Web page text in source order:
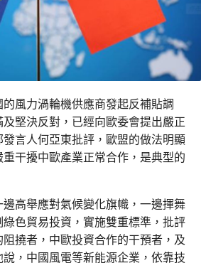
風力渦輪機供應商發起反補貼調
堅決反對，已經向歐委會提出嚴正
言人何亞東批評，歐盟的做法明顯
干擾中歐產業正常合作，是典型的
高舉應對氣候變化旗幟，一邊揮舞
色貿易投資，實施雙重標準，批評
撓者，中歐投資合作的干預者，及
，中國風電等新能源企業，依靠技